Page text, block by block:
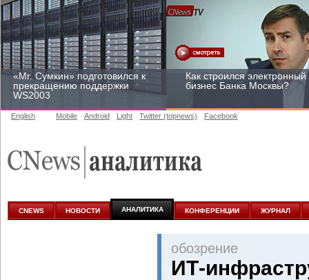
«Mr. Сумкин» подготовился к
прекращению поддержки
WS2003
Как строился электронный
бизнес Банка Москвы?
к аналитике
участвовать
English Mobile Android Light Twitter (topnews) Facebook
CNEWS НОВОСТИ АНАЛИТИКА КОНФЕРЕНЦИИ ЖУРНАЛ
oбозрение
ИТ-